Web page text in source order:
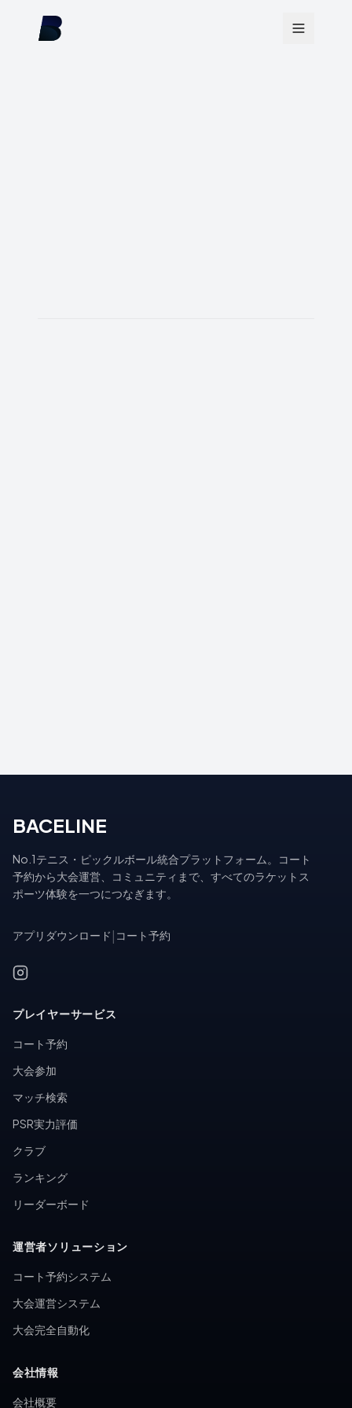
BACELINE
No.1テニス・ピックルボール統合プラットフォーム。コート
予約から大会運営、コミュニティまで、すべてのラケットス
ポーツ体験を一つにつなぎます。
アプリダウンロード コート予約
プレイヤーサービス
コート予約
大会参加
マッチ検索
PSR実力評価
クラブ
ランキング
リーダーボード
運営者ソリューション
コート予約システム
大会運営システム
大会完全自動化
会社情報
会社概要